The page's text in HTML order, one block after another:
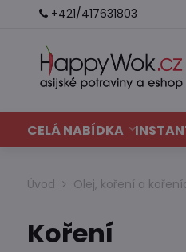
+421/417631803
CELÁ NABÍDKA
Úvod Olej, koření a
Koření